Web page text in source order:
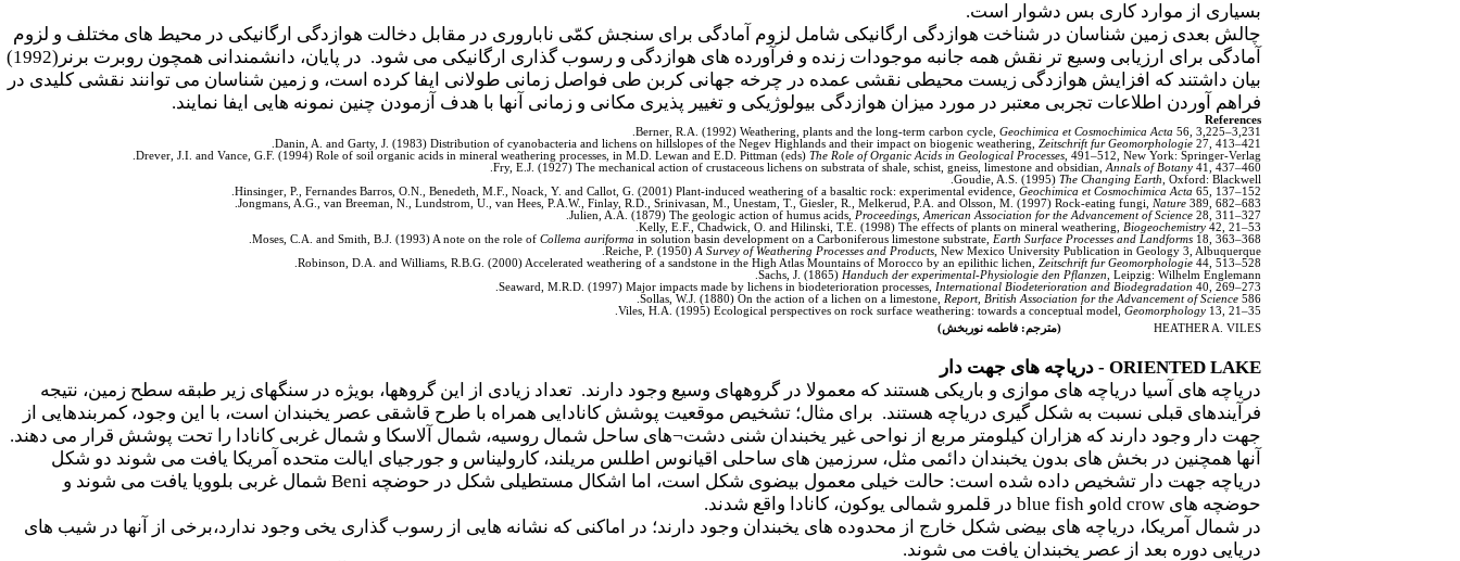
بسیاری از موارد کاری بس دشوار است.
چالش بعدی زمین شناسان در شناخت هوازدگی ارگانیکی شامل لزوم آمادگی برای سنجش کمّی ناباروری در مقابل دخالت هوازدگی ارگانیکی در محیط های مختلف و لزوم
آمادگی برای ارزیابی وسیع تر نقش همه جانبه موجودات زنده و فرآورده های هوازدگی و رسوب گذاری ارگانیکی می شود. در پایان، دانشمندانی همچون روبرت برنر(1992)
بیان داشتند که افزایش هوازدگی زیست محیطی نقشی عمده در چرخه جهانی کربن طی فواصل زمانی طولانی ایفا کرده است، و زمین شناسان می توانند نقشی کلیدی در
فراهم آوردن اطلاعات تجربی معتبر در مورد میزان هوازدگی بیولوژیکی و تغییر پذیری مکانی و زمانی آنها با هدف آزمودن چنین نمونه هایی ایفا نمایند.
References
Berner, R.A. (1992) Weathering, plants and the long-term carbon cycle, Geochimica et Cosmochimica Acta 56, 3,225–3,231.
Danin, A. and Garty, J. (1983) Distribution of cyanobacteria and lichens on hillslopes of the Negev Highlands and their impact on biogenic weathering, Zeitschrift fur Geomorphologie 27, 413–421.
Drever, J.I. and Vance, G.F. (1994) Role of soil organic acids in mineral weathering processes, in M.D. Lewan and E.D. Pittman (eds) The Role of Organic Acids in Geological Processes , 491–512, New York: Springer-Verlag.
Fry, E.J. (1927) The mechanical action of crustaceous lichens on substrata of shale, schist, gneiss, limestone and obsidian, Annals of Botany 41, 437–460.
Goudie, A.S. (1995) The Changing Earth , Oxford: Blackwell.
Hinsinger, P., Fernandes Barros, O.N., Benedeth, M.F., Noack, Y. and Callot, G. (2001) Plant-induced weathering of a basaltic rock: experimental evidence, Geochimica et Cosmochimica Acta 65, 137–152.
Jongmans, A.G., van Breeman, N., Lundstrom, U., van Hees, P.A.W., Finlay, R.D., Srinivasan, M., Unestam, T., Giesler, R., Melkerud, P.A. and Olsson, M. (1997) Rock-eating fungi, Nature 389, 682–683.
Julien, A.A. (1879) The geologic action of humus acids, Proceedings, American Association for the Advancement of Science 28, 311–327.
Kelly, E.F., Chadwick, O. and Hilinski, T.E. (1998) The effects of plants on mineral weathering, Biogeochemistry 42, 21–53.
Moses, C.A. and Smith, B.J. (1993) A note on the role of Collema auriforma in solution basin development on a Carboniferous limestone substrate, Earth Surface Processes and Landforms 18, 363–368.
Reiche, P. (1950) A Survey of Weathering Processes and Products , New Mexico University Publication in Geology 3, Albuquerque.
Robinson, D.A. and Williams, R.B.G. (2000) Accelerated weathering of a sandstone in the High Atlas Mountains of Morocco by an epilithic lichen, Zeitschrift fur Geomorphologie 44, 513–528.
Sachs, J. (1865) Handuch der experimental-Physiologie den Pflanzen , Leipzig: Wilhelm Englemann.
Seaward, M.R.D. (1997) Major impacts made by lichens in biodeterioration processes, International Biodeterioration and Biodegradation 40, 269–273.
Sollas, W.J. (1880) On the action of a lichen on a limestone, Report, British Association for the Advancement of Science 586.
Viles, H.A. (1995) Ecological perspectives on rock surface weathering: towards a conceptual model, Geomorphology 13, 21–35.
HEATHER A. VILES
(مترجم: فاطمه نوربخش)
ORIENTED LAKE - دریاچه های جهت دار
دریاچه های آسیا دریاچه های موازی و باریکی هستند که معمولا در گروههای وسیع وجود دارند. تعداد زیادی از این گروهها، بویژه در سنگهای زیر طبقه سطح زمین، نتیجه
فرآیندهای قبلی نسبت به شکل گیری دریاچه هستند. برای مثال؛ تشخیص موقعیت پوشش کانادایی همراه با طرح قاشقی عصر یخبندان است، با این وجود، کمربندهایی از
جهت دار وجود دارند که هزاران کیلومتر مربع از نواحی غیر یخبندان شنی دشت¬های ساحل شمال روسیه، شمال آلاسکا و شمال غربی کانادا را تحت پوشش قرار می دهند.
آنها همچنین در بخش های بدون یخبندان دائمی مثل، سرزمین های ساحلی اقیانوس اطلس مریلند، کارولیناس و جورجیای ایالت متحده آمریکا یافت می شوند دو شکل
دریاچه جهت دار تشخیص داده شده است: حالت خیلی معمول بیضوی شکل است، اما اشکال مستطیلی شکل در حوضچه Beni شمال غربی بلوویا یافت می شوند و
حوضچه های old crowو blue fish در قلمرو شمالی یوکون، کانادا واقع شدند.
در شمال آمریکا، دریاچه های بیضی شکل خارج از محدوده های یخبندان وجود دارند؛ در اماکنی که نشانه هایی از رسوب گذاری یخی وجود ندارد،برخی از آنها در شیب های
دریایی دوره بعد از عصر یخبندان یافت می شوند.